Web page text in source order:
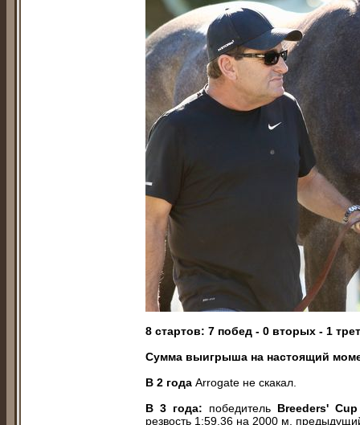
8 стартов: 7 побед - 0 вторых - 1
Сумма выигрыша на настоящий
В 2 года Arrogate не скакал.
В 3 года: победитель Breeders'
резвость 1:59,36 на 2000 м,